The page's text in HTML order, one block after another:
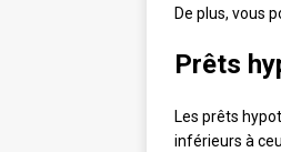
De plus, vous
Prêts
Les prêts
inférieurs à